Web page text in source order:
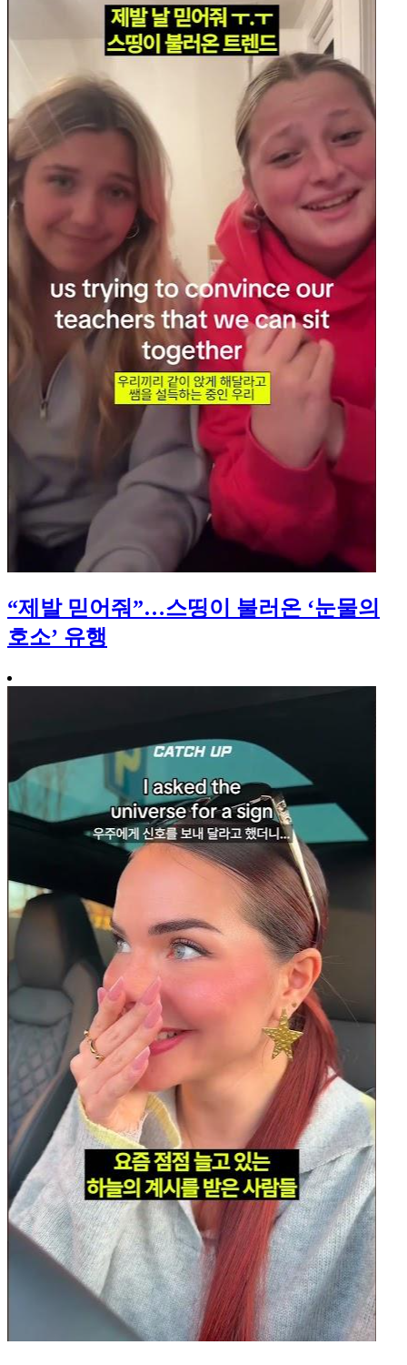
“제발 믿어줘”…스띵이 불러온 ‘눈물의
호소’ 유행